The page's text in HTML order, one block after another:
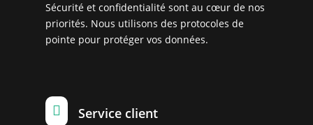
Sécurité et confidentialité sont au cœur de nos
priorités. Nous utilisons des protocoles de
pointe pour protéger vos données.
 Service client